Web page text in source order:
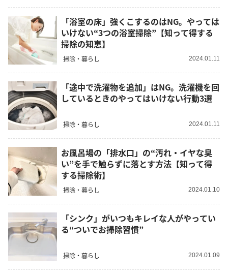
「浴室の床」強くこするのはNG。やっては
いけない“3つの浴室掃除”【知って得する
掃除の知恵】
掃除・暮らし 2024.01.11
「途中で洗濯物を追加」はNG。洗濯機を回
しているときのやってはいけない行動3選
掃除・暮らし 2024.01.11
お風呂場の「排水口」の“汚れ・イヤな臭
い”を手で触らずに落とす方法【知って得
する掃除術】
掃除・暮らし 2024.01.10
「シンク」がいつもキレイな人がやってい
る“ついでお掃除習慣”
掃除・暮らし 2024.01.09